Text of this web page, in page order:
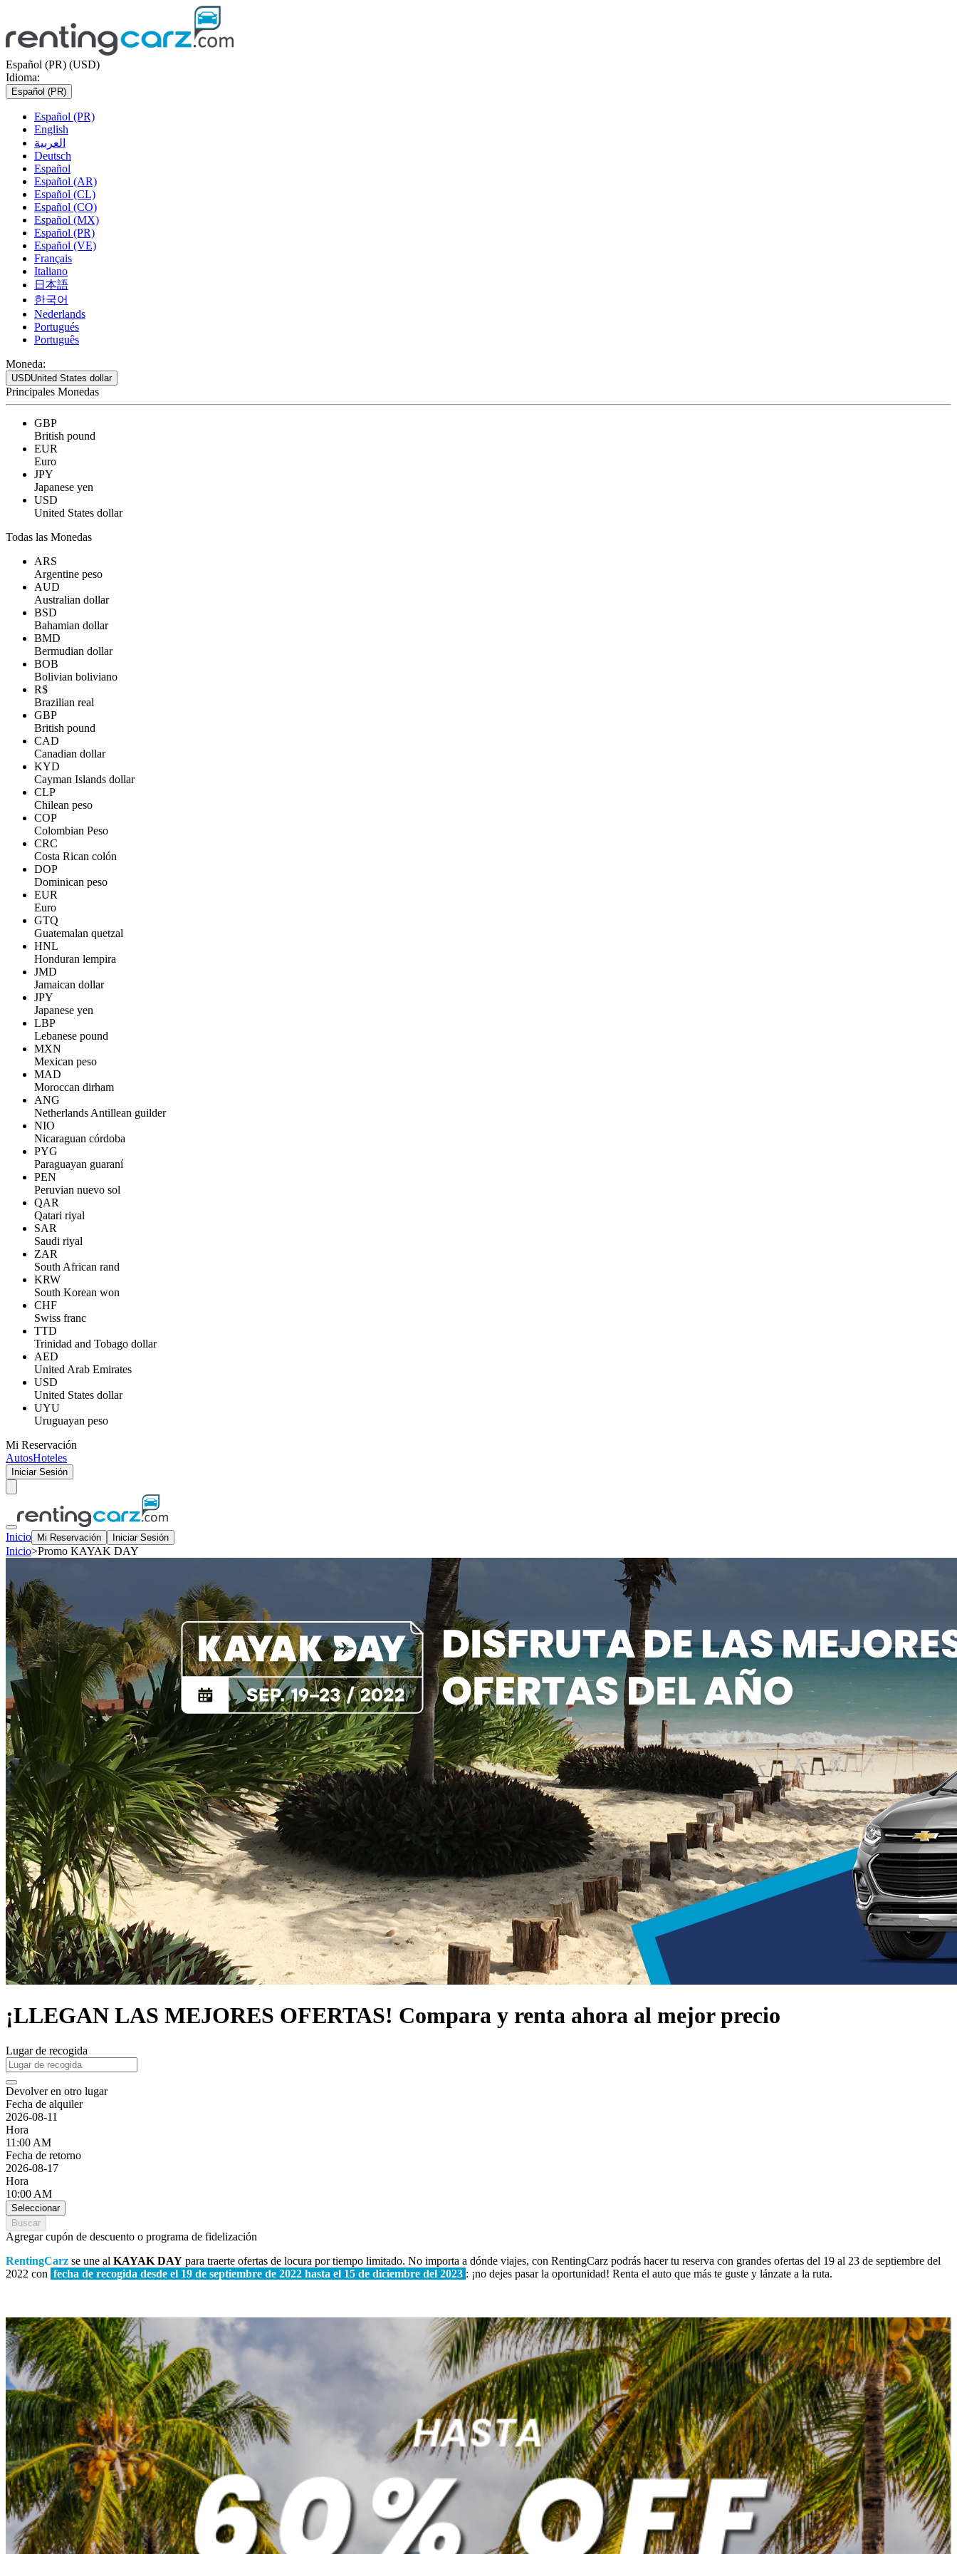
Español (PR) (USD)
Idioma:
Español (PR)
Español (PR)
English
العربية
Deutsch
Español
Español (AR)
Español (CL)
Español (CO)
Español (MX)
Español (PR)
Español (VE)
Français
Italiano
日本語
한국어
Nederlands
Portugués
Português
Moneda:
USDUnited States dollar
Principales Monedas
GBP
British pound
EUR
Euro
JPY
Japanese yen
USD
United States dollar
Todas las Monedas
ARS
Argentine peso
AUD
Australian dollar
BSD
Bahamian dollar
BMD
Bermudian dollar
BOB
Bolivian boliviano
R$
Brazilian real
GBP
British pound
CAD
Canadian dollar
KYD
Cayman Islands dollar
CLP
Chilean peso
COP
Colombian Peso
CRC
Costa Rican colón
DOP
Dominican peso
EUR
Euro
GTQ
Guatemalan quetzal
HNL
Honduran lempira
JMD
Jamaican dollar
JPY
Japanese yen
LBP
Lebanese pound
MXN
Mexican peso
MAD
Moroccan dirham
ANG
Netherlands Antillean guilder
NIO
Nicaraguan córdoba
PYG
Paraguayan guaraní
PEN
Peruvian nuevo sol
QAR
Qatari riyal
SAR
Saudi riyal
ZAR
South African rand
KRW
South Korean won
CHF
Swiss franc
TTD
Trinidad and Tobago dollar
AED
United Arab Emirates
USD
United States dollar
UYU
Uruguayan peso
Mi Reservación
AutosHoteles
Iniciar Sesión
Inicio Mi Reservación Iniciar Sesión
Inicio>Promo KAYAK DAY
¡LLEGAN LAS MEJORES OFERTAS! Compara y renta ahora al mejor precio
Lugar de recogida
Devolver en otro lugar
Fecha de alquiler
2026-08-11
Hora
11:00 AM
Fecha de retorno
2026-08-17
Hora
10:00 AM
Seleccionar
Buscar
Agregar cupón de descuento o programa de fidelización
RentingCarz se une al KAYAK DAY para traerte ofertas de locura por tiempo limitado. No importa a dónde viajes, con RentingCarz podrás hacer tu reserva con grandes ofertas del 19 al 23 de septiembre del
2022 con fecha de recogida desde el 19 de septiembre de 2022 hasta el 15 de diciembre del 2023 : ¡no dejes pasar la oportunidad! Renta el auto que más te guste y lánzate a la ruta.